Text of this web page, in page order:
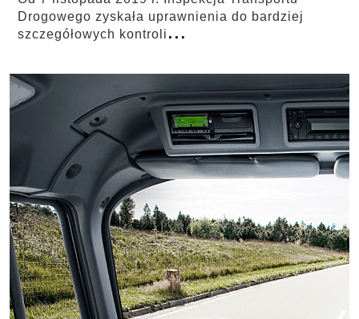
Drogowego zyskała uprawnienia do bardziej
szczegółowych kontroli ...